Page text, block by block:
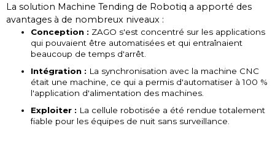
La solution Machine Tending de Robotiq a apporté des
avantages à de nombreux niveaux :
Conception : ZAGO s'est concentré sur les applications
qui pouvaient être automatisées et qui entraînaient
beaucoup de temps d'arrêt.
Intégration : La synchronisation avec la machine CNC
était une machine, ce qui a permis d'automatiser à 100 %
l'application d'alimentation des machines.
Exploiter : La cellule robotisée a été rendue totalement
fiable pour les équipes de nuit sans surveillance.